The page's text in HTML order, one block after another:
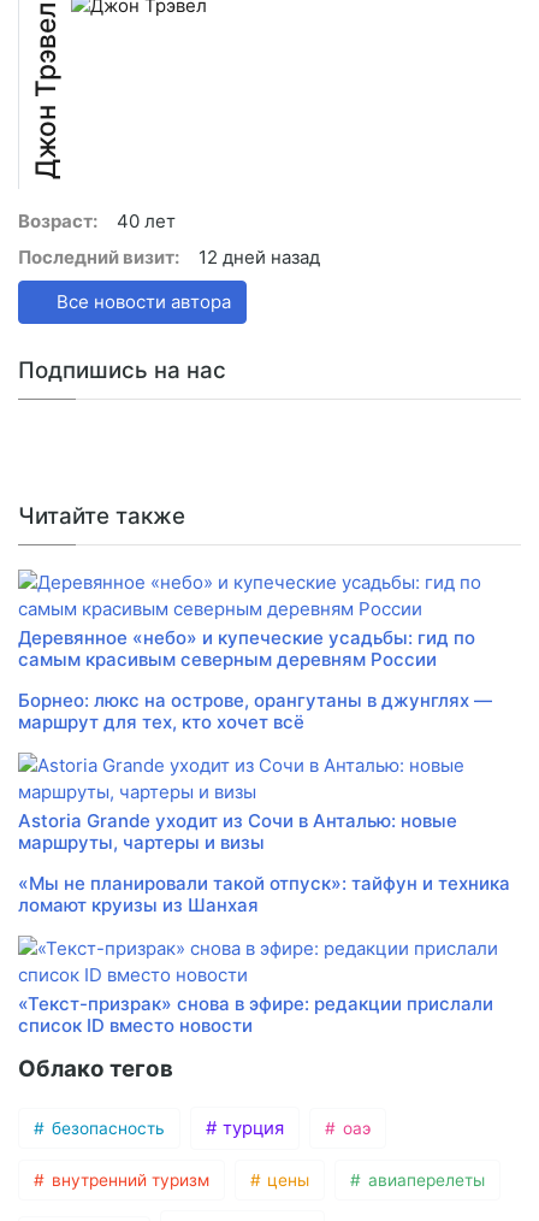
Джон Трэвел
Возраст:
40 лет
Последний визит:
12 дней назад
Все новости автора
Подпишись на нас
Читайте также
Деревянное «небо» и купеческие усадьбы: гид по
самым красивым северным деревням России
Борнео: люкс на острове, орангутаны в джунглях —
маршрут для тех, кто хочет всё
Astoria Grande уходит из Сочи в Анталью: новые
маршруты, чартеры и визы
«Мы не планировали такой отпуск»: тайфун и техника
ломают круизы из Шанхая
«Текст-призрак» снова в эфире: редакции прислали
список ID вместо новости
Облако тегов
безопасность турция оаэ
внутренний туризм цены авиаперелеты